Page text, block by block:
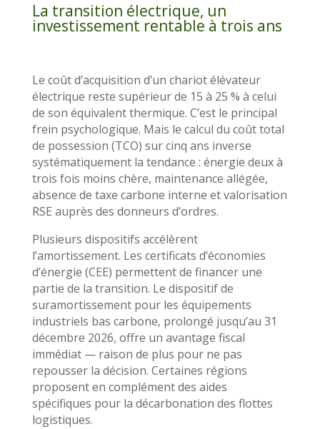
La transition électrique, un
investissement rentable à trois ans
Le coût d’acquisition d’un chariot élévateur
électrique reste supérieur de 15 à 25 % à celui
de son équivalent thermique. C’est le principal
frein psychologique. Mais le calcul du coût total
de possession (TCO) sur cinq ans inverse
systématiquement la tendance : énergie deux à
trois fois moins chère, maintenance allégée,
absence de taxe carbone interne et valorisation
RSE auprès des donneurs d’ordres.
Plusieurs dispositifs accélèrent
l’amortissement. Les certificats d’économies
d’énergie (CEE) permettent de financer une
partie de la transition. Le dispositif de
suramortissement pour les équipements
industriels bas carbone, prolongé jusqu’au 31
décembre 2026, offre un avantage fiscal
immédiat — raison de plus pour ne pas
repousser la décision. Certaines régions
proposent en complément des aides
spécifiques pour la décarbonation des flottes
logistiques.